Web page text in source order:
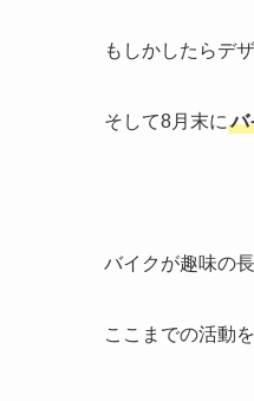
もしかしたらデ
そして8月末に バ
バイクが趣味の
ここまでの活動